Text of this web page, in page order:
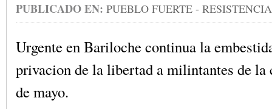
PUBLICADO EN: PUEBLO FUERTE - RESISTENCIA
Urgente en Bariloche continua la
privacion de la libertad a milintantes de la
de mayo.